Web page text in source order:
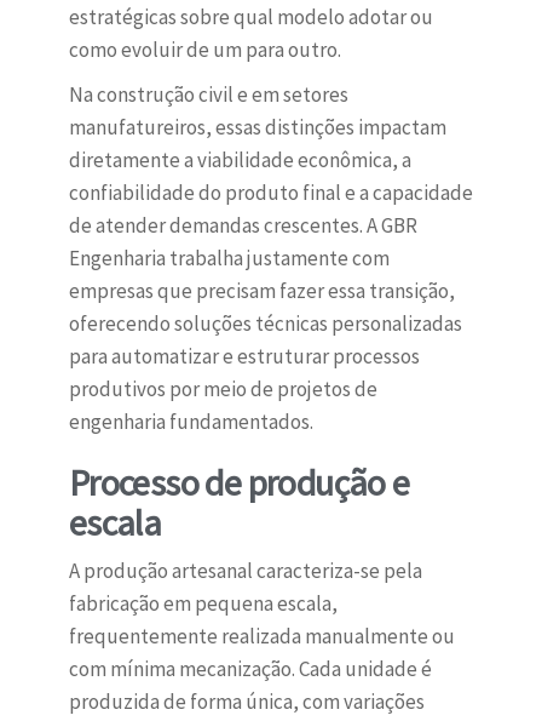
estratégicas sobre qual modelo adotar ou
como evoluir de um para outro.
Na construção civil e em setores
manufatureiros, essas distinções impactam
diretamente a viabilidade econômica, a
confiabilidade do produto final e a capacidade
de atender demandas crescentes. A GBR
Engenharia trabalha justamente com
empresas que precisam fazer essa transição,
oferecendo soluções técnicas personalizadas
para automatizar e estruturar processos
produtivos por meio de projetos de
engenharia fundamentados.
Processo de produção e
escala
A produção artesanal caracteriza-se pela
fabricação em pequena escala,
frequentemente realizada manualmente ou
com mínima mecanização. Cada unidade é
produzida de forma única, com variações